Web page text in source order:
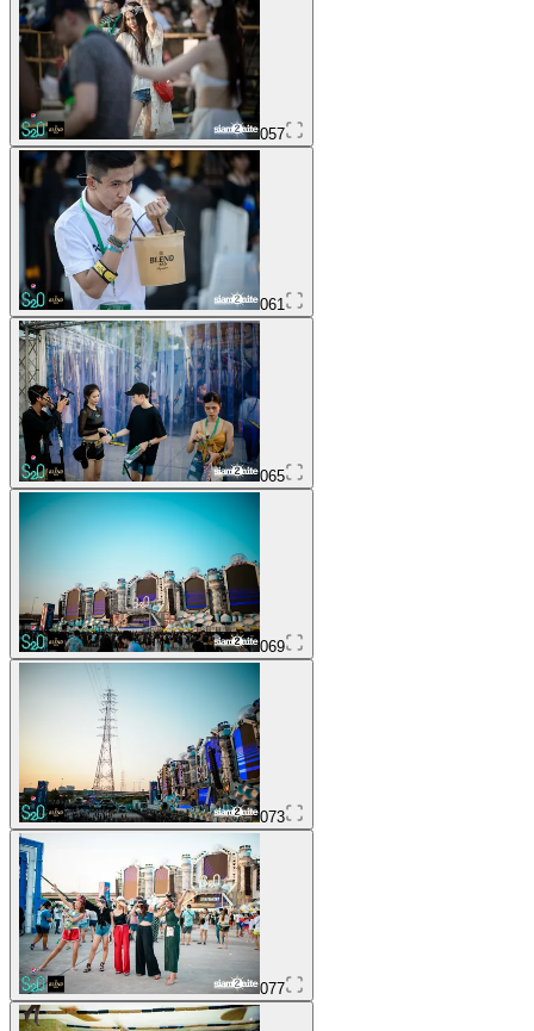
057
061
065
069
073
077